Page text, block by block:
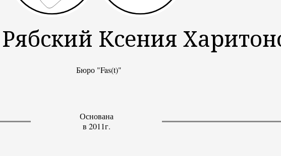
Основана
в 2011г.
Ксения
Бюро "Fas(t)"